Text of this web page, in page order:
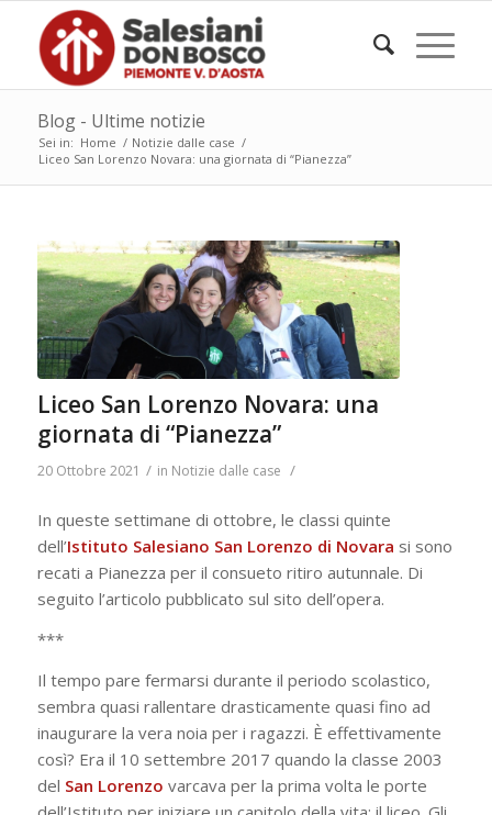
Blog - Ultime notizie
Sei in: Home / Notizie dalle case /
Liceo San Lorenzo Novara: una giornata di “Pianezza”
Liceo San Lorenzo Novara: una
giornata di “Pianezza”
20 Ottobre 2021 / in Notizie dalle case /
In queste settimane di ottobre, le classi quinte
dell’Istituto Salesiano San Lorenzo di Novara si sono
recati a Pianezza per il consueto ritiro autunnale. Di
seguito l’articolo pubblicato sul sito dell’opera.
***
Il tempo pare fermarsi durante il periodo scolastico,
sembra quasi rallentare drasticamente quasi fino ad
inaugurare la vera noia per i ragazzi. È effettivamente
così? Era il 10 settembre 2017 quando la classe 2003
del San Lorenzo varcava per la prima volta le porte